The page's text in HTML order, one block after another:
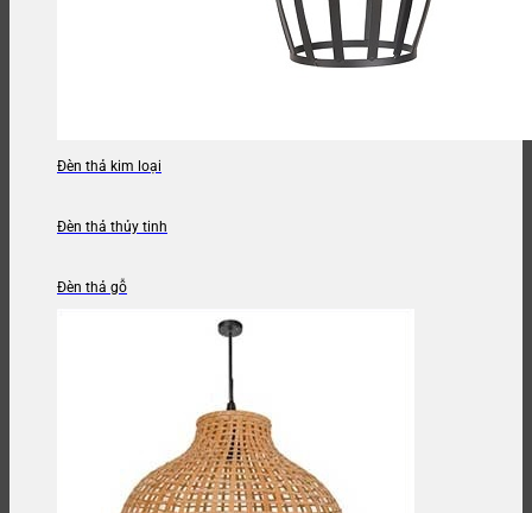
Đèn thả kim loại
Đèn thả thủy tinh
Đèn thả gỗ